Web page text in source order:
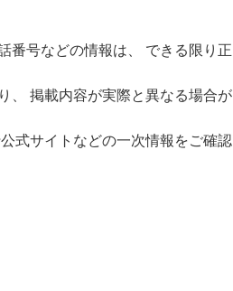
番号などの情報は、 できる限り正
、 掲載内容が実際と異なる場合が
式サイトなどの一次情報をご確認